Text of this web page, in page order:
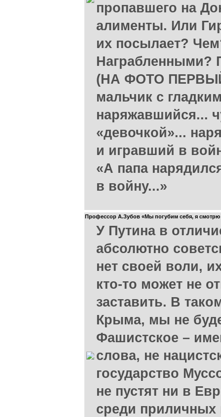
пропавшего на
алименты. Или
их посылает?
Награбленными?
(НА ФОТО
мальчик с
наряжавшийся...
«девочкой»...
и игравший в
«А папа
в войну...»
Профессор А.Зубов «Мы погубим себя, я
У Путина в
абсолютно
нет своей воли,
кто-то может не
заставить. В
Крыма, мы не
Фашистское –
слова, не
государство
не пустят ни в
среди приличных